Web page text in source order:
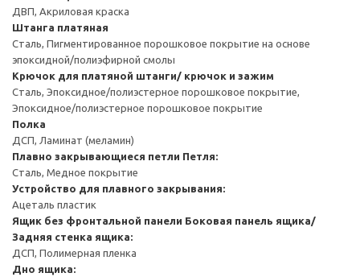
ДВП, Акриловая краска
Штанга платяная
Сталь, Пигментированное порошковое покрытие на основе
эпоксидной/полиэфирной смолы
Крючок для платяной штанги/ крючок и зажим
Сталь, Эпоксидное/полиэстерное порошковое покрытие,
Эпоксидное/полиэстерное порошковое покрытие
Полка
ДСП, Ламинат (меламин)
Плавно закрывающиеся петли Петля:
Сталь, Медное покрытие
Устройство для плавного закрывания:
Ацеталь пластик
Ящик без фронтальной панели Боковая панель ящика/
Задняя стенка ящика:
ДСП, Полимерная пленка
Дно ящика: